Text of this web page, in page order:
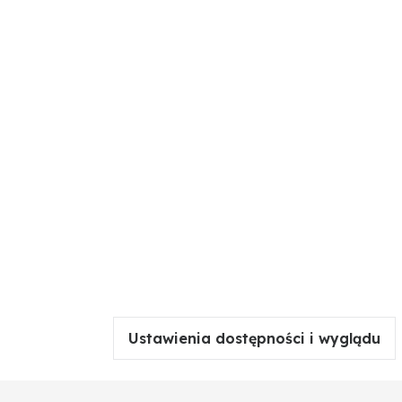
jak i w codziennym użytkowaniu. Dzięki trwałym
części w tych samych modelach mogą
Ustawienia dostępności i wyglądu